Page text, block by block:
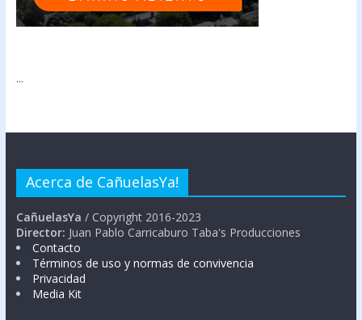
...
Acerca de CañuelasYa!
CañuelasYa / Copyright 2016-2023
Director: Juan Pablo Carricaburo Taba's Producciones
Contacto
Términos de uso y normas de convivencia
Privacidad
Media Kit